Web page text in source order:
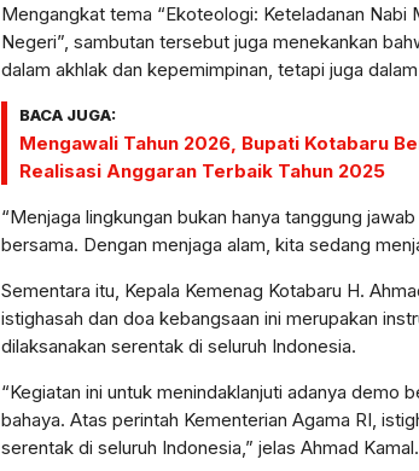
Mengangkat tema “Ekoteologi: Keteladanan Nabi
Negeri”, sambutan tersebut juga menekankan
dalam akhlak dan kepemimpinan, tetapi juga
BACA JUGA:
Mengawali Tahun 2026, Bupati Kotabaru
Realisasi Anggaran Terbaik Tahun 2025
“Menjaga lingkungan bukan hanya tanggung
bersama. Dengan menjaga alam, kita sedang
Sementara itu, Kepala Kemenag Kotabaru H.
istighasah dan doa kebangsaan ini merupakan
dilaksanakan serentak di seluruh Indonesia.
“Kegiatan ini untuk menindaklanjuti adanya demo
bahaya. Atas perintah Kementerian Agama RI,
serentak di seluruh Indonesia,” jelas Ahmad Kamal.